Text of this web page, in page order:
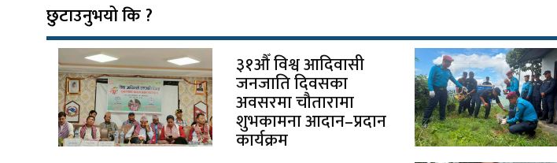
छुटाउनुभयो कि ?
३१औँ विश्व आदिवासी
जनजाति दिवसका
अवसरमा चौतारामा
शुभकामना आदान–प्रदान
कार्यक्रम